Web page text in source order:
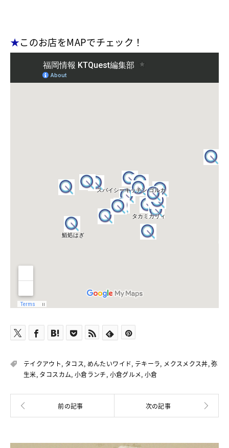
★このお店をMAPでチェック！
テイクアウト, タコス, めんたいワイド, テキーラ, メクスメクス丼,弥
生米, タコスカム,小倉ランチ, 小倉グルメ,小倉